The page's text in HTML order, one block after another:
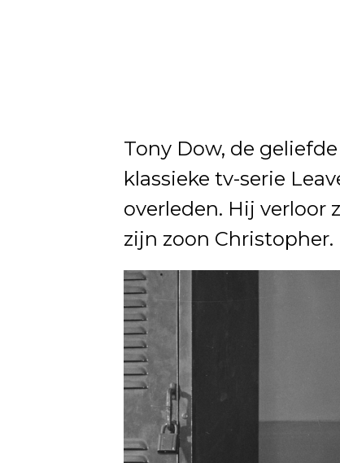
Tony Dow, de
klassieke tv-serie
overleden. Hij verloor
zijn zoon Christopher.